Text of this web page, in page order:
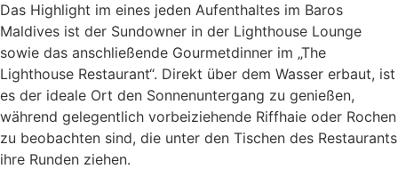
Das Highlight im eines jeden Aufenthaltes im Baros
Maldives ist der Sundowner in der Lighthouse Lounge
sowie das anschließende Gourmetdinner im „The
Lighthouse Restaurant“. Direkt über dem Wasser erbaut, ist
es der ideale Ort den Sonnenuntergang zu genießen,
während gelegentlich vorbeiziehende Riffhaie oder Rochen
zu beobachten sind, die unter den Tischen des Restaurants
ihre Runden ziehen.